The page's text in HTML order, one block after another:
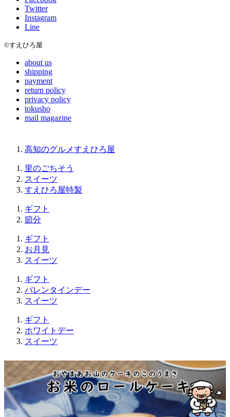
Twitter
Instagram
Line
©すえひろ屋
about us
shipping
payment
return policy
privacy policy
tokusho
mail magazine
高知のグルメすえひろ屋
里のごちそう
スイーツ
すえひろ屋特製
ギフト
節分
ギフト
お月見
スイーツ
ギフト
バレンタインデー
スイーツ
ギフト
ホワイトデー
スイーツ